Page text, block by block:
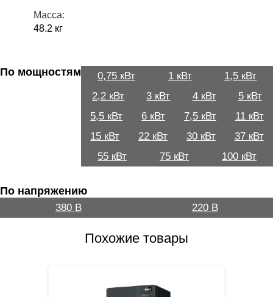
Масса:
48.2 кг
По мощностям 0,75 кВт 1 кВт
1,5 кВт
2,2 кВт
3 кВт 4 кВт
5 кВт
5,5 кВт
6 кВт 7,5 кВт
11 кВт
15 кВт
22 кВт 30 кВт
37 кВт
55 кВт
75 кВт 100 кВт
По напряжению
380 В 220 В
Похожие товары